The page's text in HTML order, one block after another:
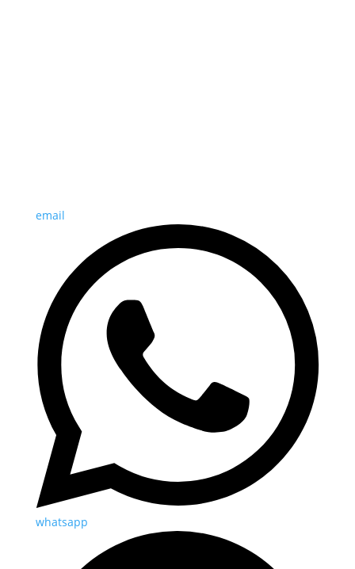
email
whatsapp